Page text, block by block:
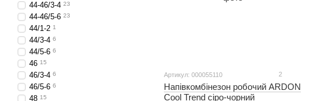
Артикул: 000055110 2
Напівкомбінезон робочий ARDON
Cool Trend сіро-чорний
44-46/3-4 23
44-46/5-6 23
44/1-2 1
44/3-4 6
44/5-6 6
46 15
46/3-4 6
46/5-6 6
48 15